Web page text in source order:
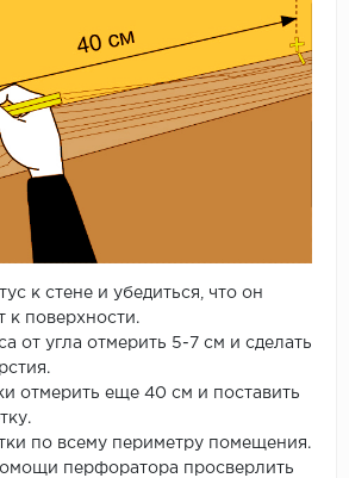
к стене и убедиться, что он
к поверхности.
от угла отмерить 5-7 см и сделать
отмерить еще 40 см и поставить
по всему периметру помещения.
перфоратора просверлить